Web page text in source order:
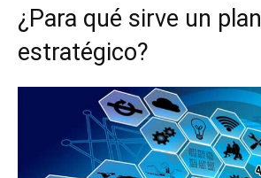
¿Para qué sirve un plan
estratégico?